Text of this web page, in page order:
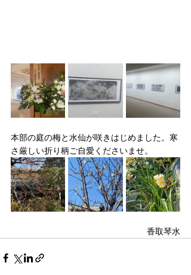
本部の庭の梅と水仙が咲きはじめました。寒
さ厳しい折り柄ご自愛くださいませ。
香取琴水